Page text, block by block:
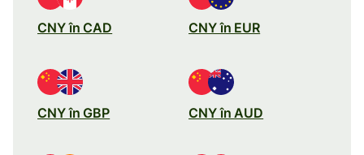
CNY în CAD CNY în EUR
CNY în GBP CNY în AUD